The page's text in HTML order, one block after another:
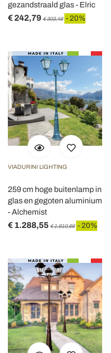
gezandstraald glas - Elric
€ 242,79 € 303,49 - 20%
VIADURINI LIGHTING
259 cm hoge buitenlamp in
glas en gegoten aluminium
- Alchemist
€ 1.288,55 € 1.610,69 - 20%